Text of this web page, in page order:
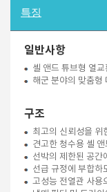
특징
일반사항
셸 앤드 튜브형 열
해군 분야의 맞춤형
구조
최고의 신뢰성을 위
견고한 청수용 셸 앤
선박의 제한된 공간
선급 규정에 부합하
고성능 전열관 사용